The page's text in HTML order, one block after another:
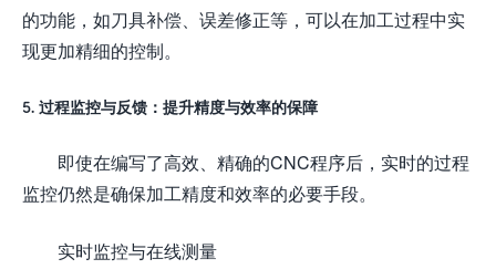
的功能，如刀具补偿、误差修正等，可以在加工过程中实
现更加精细的控制。
5. 过程监控与反馈：提升精度与效率的保障
即使在编写了高效、精确的CNC程序后，实时的过程
监控仍然是确保加工精度和效率的必要手段。
实时监控与在线测量